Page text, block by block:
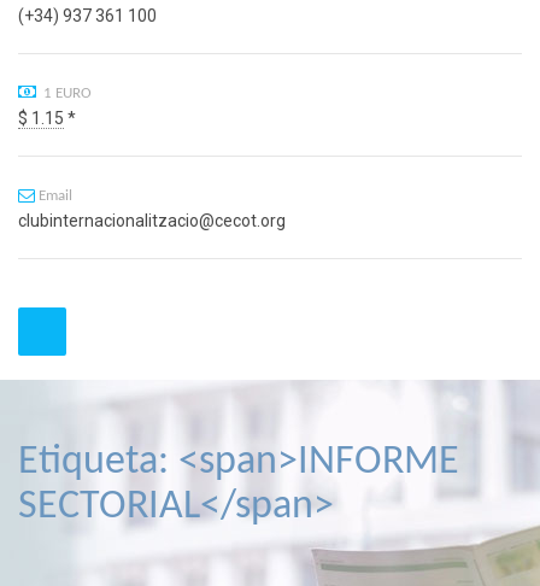
(+34) 937 361 100
1 EURO
$ 1.15 *
Email
clubinternacionalitzacio@cecot.org
Etiqueta: <span>INFORME
SECTORIAL</span>